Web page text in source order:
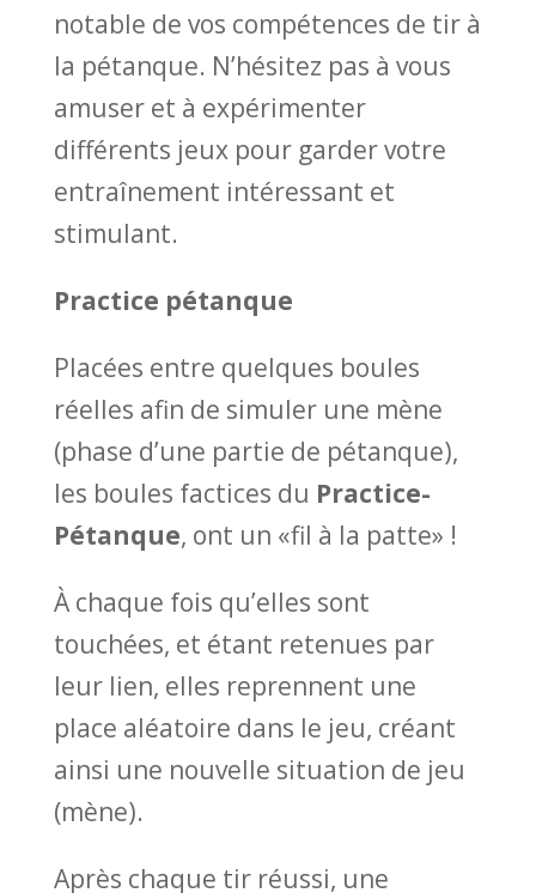
notable de vos compétences de tir à
la pétanque. N’hésitez pas à vous
amuser et à expérimenter
différents jeux pour garder votre
entraînement intéressant et
stimulant.
Practice pétanque
Placées entre quelques boules
réelles afin de simuler une mène
(phase d’une partie de pétanque),
les boules factices du Practice-
Pétanque, ont un «fil à la patte» !
À chaque fois qu’elles sont
touchées, et étant retenues par
leur lien, elles reprennent une
place aléatoire dans le jeu, créant
ainsi une nouvelle situation de jeu
(mène).
Après chaque tir réussi, une